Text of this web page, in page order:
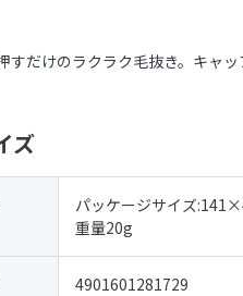
すだけのラクラク毛抜き。キャ
ズ
パッケージサイズ
重量20g
4901601281729